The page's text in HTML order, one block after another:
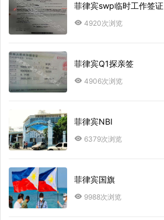
菲律宾swp临时工作签证
4920次浏览
菲律宾Q1探亲签
4906次浏览
菲律宾NBI
6379次浏览
菲律宾国旗
9988次浏览